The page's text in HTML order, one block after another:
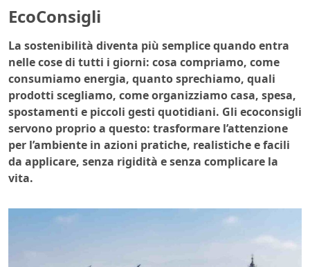
EcoConsigli
La sostenibilità diventa più semplice quando entra
nelle cose di tutti i giorni: cosa compriamo, come
consumiamo energia, quanto sprechiamo, quali
prodotti scegliamo, come organizziamo casa, spesa,
spostamenti e piccoli gesti quotidiani. Gli ecoconsigli
servono proprio a questo: trasformare l’attenzione
per l’ambiente in azioni pratiche, realistiche e facili
da applicare, senza rigidità e senza complicare la
vita.